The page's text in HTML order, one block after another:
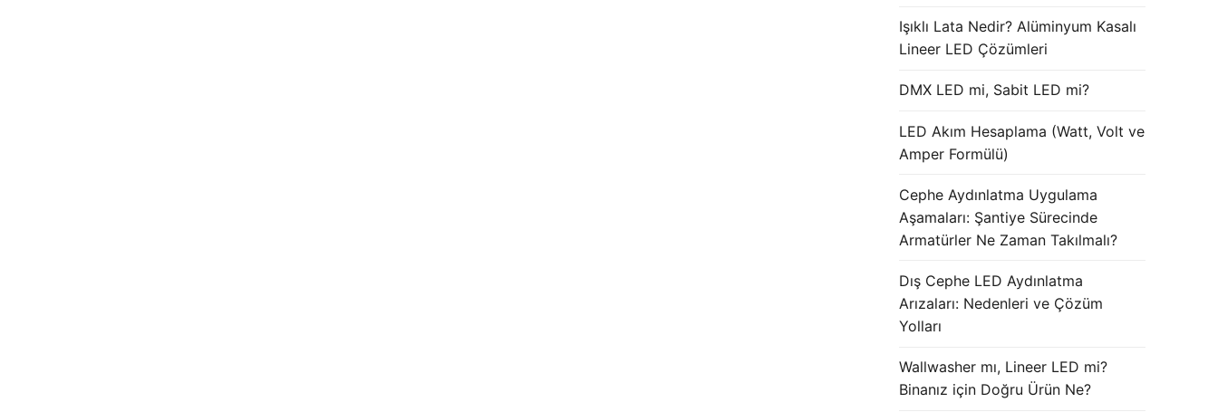
Işıklı Lata Nedir? Alüminyum Kasalı
Lineer LED Çözümleri
DMX LED mi, Sabit LED mi?
LED Akım Hesaplama (Watt, Volt ve
Amper Formülü)
Cephe Aydınlatma Uygulama
Aşamaları: Şantiye Sürecinde
Armatürler Ne Zaman Takılmalı?
Dış Cephe LED Aydınlatma
Arızaları: Nedenleri ve Çözüm
Yolları
Wallwasher mı, Lineer LED mi?
Binanız için Doğru Ürün Ne?